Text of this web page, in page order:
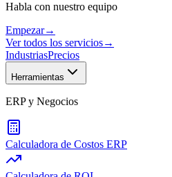
Habla con nuestro equipo
Empezar→
Ver todos los servicios→
IndustriasPrecios
Herramientas
ERP y Negocios
Calculadora de Costos ERP